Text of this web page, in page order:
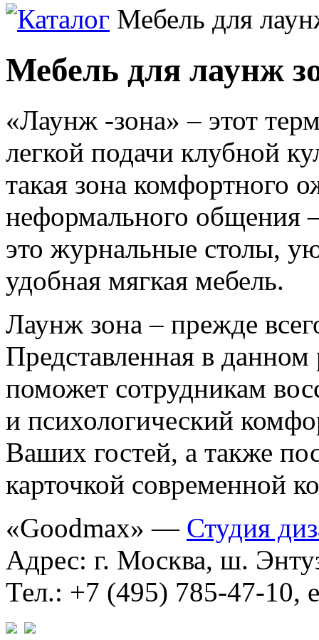
Каталог Мебель для
Мебель для лаунж
«Лаунж -зона» – этот
легкой подачи клубной
такая зона комфортного
неформального общения
это журнальные столы,
удобная мягкая мебель.
Лаунж зона – прежде
Представленная в данном
поможет сотрудникам
и психологический
Ваших гостей, а также
карточкой современной
«Goodmax» — Студия
Адрес: г. Москва, ш.
Тел.: +7 (495) 785-47-10,